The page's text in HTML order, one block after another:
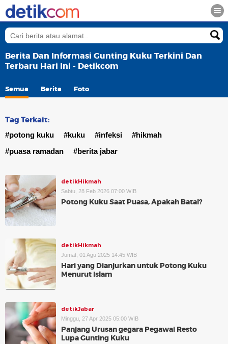
Berita Dan Informasi Gunting Kuku Terkini Dan
Terbaru Hari Ini - Detikcom
Semua Berita Foto
Tag Terkait:
#potong kuku #kuku #infeksi
#hikmah
#puasa ramadan
#berita jabar
detikHikmah
Sabtu, 28 Feb 2026 07:00 WIB
Potong Kuku Saat Puasa, Apakah Batal?
detikHikmah
Jumat, 01 Agu 2025 14:45 WIB
Hari yang Dianjurkan untuk Potong Kuku
Menurut Islam
detikJabar
Minggu, 27 Apr 2025 05:00 WIB
Panjang Urusan gegara Pegawai Resto
Lupa Gunting Kuku